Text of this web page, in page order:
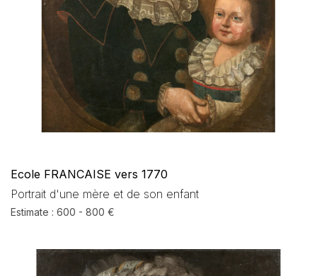
Ecole FRANCAISE vers 1770
Portrait d'une mère et de son enfant
Estimate : 600 - 800 €